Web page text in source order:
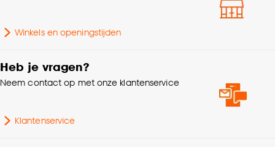
Goed om te weten is dat je deze keuze altijd nog
Machinewas 30º, Niet in
Samenstelling
Winkels en openingstijden
Heb je vragen?
Neem contact op met onze klantenservice
Klantenservice